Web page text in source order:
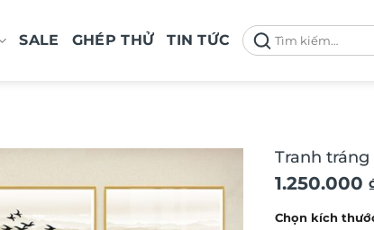
SALE GHÉP THỬ TIN TỨC
Tìm
kiếm:
Tranh
1.250.000
Khoảng
giá:
Chọn kích